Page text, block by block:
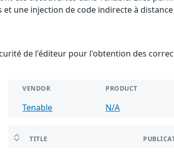
une injection de code indirecte à distance
de l'éditeur pour l'obtention des
VENDOR PRODUCT
Tenable N/A
TITLE